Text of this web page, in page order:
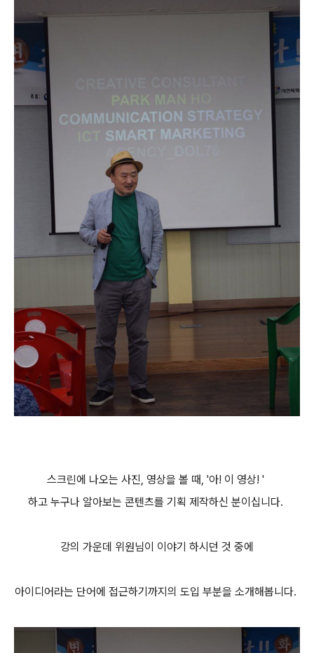
스크린에 나오는 사진, 영상을 볼 때, '아! 이 영상! '
하고 누구나 알아보는 콘텐츠를 기획 제작하신 분이십니다.
강의 가운데 위원님이 이야기 하시던 것 중에
아이디어라는 단어에 접근하기까지의 도입 부분을 소개해봅니다.